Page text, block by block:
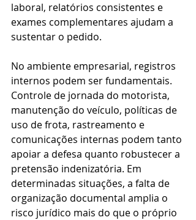
laboral, relatórios consistentes e
exames complementares ajudam a
sustentar o pedido.
No ambiente empresarial, registros
internos podem ser fundamentais.
Controle de jornada do motorista,
manutenção do veículo, políticas de
uso de frota, rastreamento e
comunicações internas podem tanto
apoiar a defesa quanto robustecer a
pretensão indenizatória. Em
determinadas situações, a falta de
organização documental amplia o
risco jurídico mais do que o próprio